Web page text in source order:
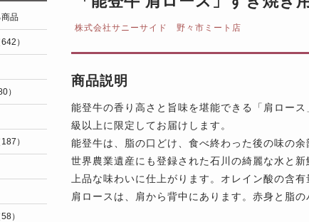
株式会社サニーサイド 野々市ミート店
商品説明
能登牛の香り高さと旨味を堪能できる「肩ロー
級以上に限定してお届けします。
能登牛は、脂の口どけ、食べ終わった後の味の
世界農業遺産にも登録された石川の綺麗な水と
上品な味わいに仕上がります。オレイン酸の含
肩ロースは、肩から背中にあります。赤身と脂の
品
）
）
）
）